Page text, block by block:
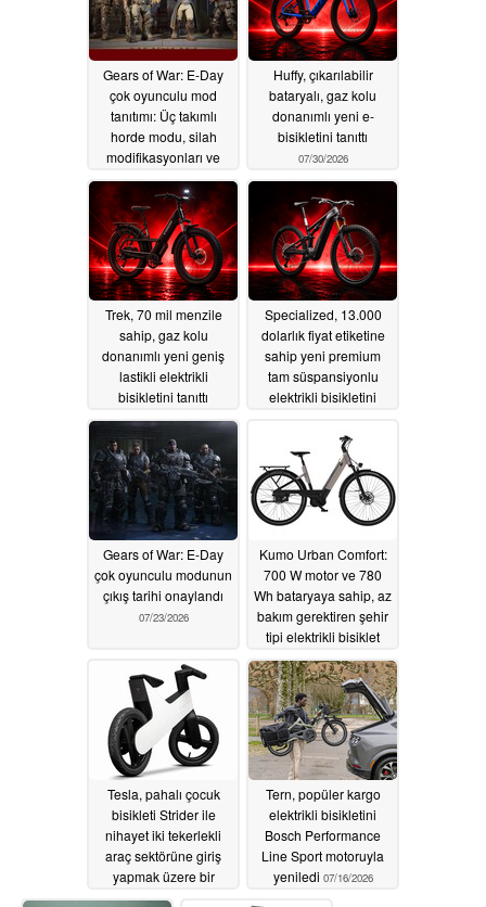
Gears of War: E-Day
çok oyunculu mod
tanıtımı: Üç takımlı
horde modu, silah
modifikasyonları ve
battle pass yok
07/30/2026
Huffy, çıkarılabilir
bataryalı, gaz kolu
donanımlı yeni e-
bisikletini tanıttı
07/30/2026
Trek, 70 mil menzile
sahip, gaz kolu
donanımlı yeni geniş
lastikli elektrikli
bisikletini tanıttı
07/27/2026
Specialized, 13.000
dolarlık fiyat etiketine
sahip yeni premium
tam süspansiyonlu
elektrikli bisikletini
07/25/2026
Gears of War: E-Day
çok oyunculu modunun
çıkış tarihi onaylandı
07/23/2026
Kumo Urban Comfort:
700 W motor ve 780
Wh bataryaya sahip, az
bakım gerektiren şehir
tipi elektrikli bisiklet
07/20/2026
Tesla, pahalı çocuk
bisikleti Strider ile
nihayet iki tekerlekli
araç sektörüne giriş
yapmak üzere bir
bisiklet üretti.
Tern, popüler kargo
elektrikli bisikletini
Bosch Performance
Line Sport motoruyla
yeniledi 07/16/2026